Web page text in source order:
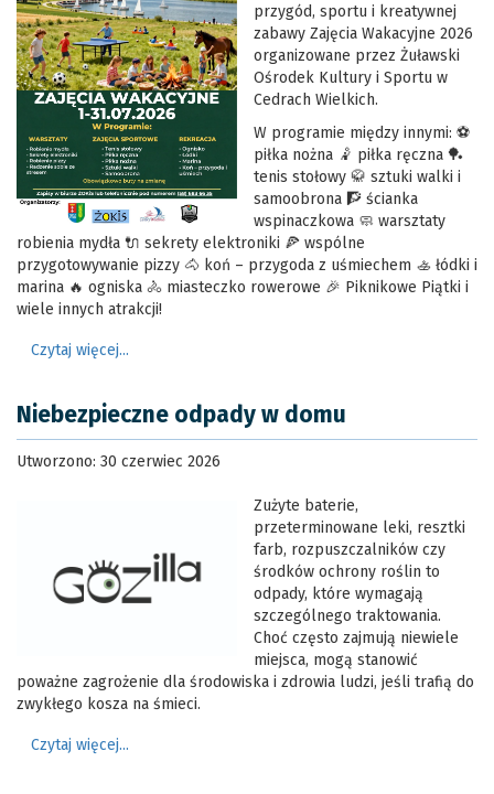
przygód, sportu i kreatywnej
zabawy Zajęcia Wakacyjne 2026
organizowane przez Żuławski
Ośrodek Kultury i Sportu w
Cedrach Wielkich.
W programie między innymi: ⚽
piłka nożna 🤾 piłka ręczna 🏓
tenis stołowy 🥋 sztuki walki i
samoobrona 🧗 ścianka
wspinaczkowa 🧼 warsztaty
robienia mydła 🔌 sekrety elektroniki 🍕 wspólne
przygotowywanie pizzy 🐴 koń – przygoda z uśmiechem 🚣 łódki i
marina 🔥 ogniska 🚴 miasteczko rowerowe 🎉 Piknikowe Piątki i
wiele innych atrakcji!
Czytaj więcej...
Niebezpieczne odpady w domu
Utworzono: 30 czerwiec 2026
Zużyte baterie,
przeterminowane leki, resztki
farb, rozpuszczalników czy
środków ochrony roślin to
odpady, które wymagają
szczególnego traktowania.
Choć często zajmują niewiele
miejsca, mogą stanowić
poważne zagrożenie dla środowiska i zdrowia ludzi, jeśli trafią do
zwykłego kosza na śmieci.
Czytaj więcej...